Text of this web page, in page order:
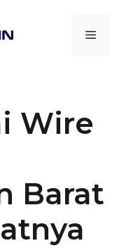
Menu
Wire
Barat